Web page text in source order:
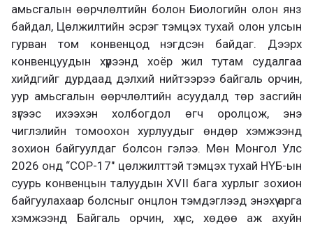
амьсгалын өөрчлөлтийн болон Биологийн олон янз
байдал, Цөлжилтийн эсрэг тэмцэх тухай олон улсын
гурван том конвенцод нэгдсэн байдаг. Дээрх
конвенцуудын хүрээнд хоёр жил тутам судалгаа
хийдгийг дурдаад дэлхий нийтээрээ байгаль орчин,
уур амьсгалын өөрчлөлтийн асуудалд төр засгийн
зүгээс ихээхэн холбогдол өгч оролцож, энэ
чиглэлийн томоохон хурлуудыг өндөр хэмжээнд
зохион байгуулдаг болсон гэлээ. Мөн Монгол Улс
2026 онд “СОР-17″ цөлжилттэй тэмцэх тухай НҮБ-ын
суурь конвенцын талуудын XVII бага хурлыг зохион
байгуулахаар болсныг онцлон тэмдэглээд энэхүү арга
хэмжээнд Байгаль орчин, хүнс, хөдөө аж ахуйн